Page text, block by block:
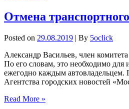
Отмена
Posted on 29.08.2019 | By 5oclick
Александр Васильев, член
По его словам, это необходимо
ежегодно каждым автовладельцем.
Агентства городских новостей
Read More »